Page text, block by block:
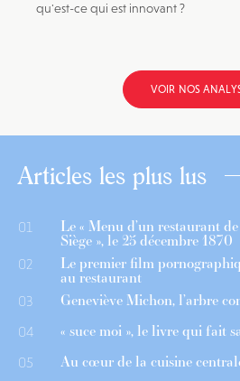
qu'est-ce qui est innovant ?
VOIR NOS
Articles les plus lus
01 Le « Menu d’un restaurant
Siège », le 25 décembre 1870
02 Le premier film
au restaurant
03 Geneviève Michon, l’arbre
04 « suce moi », le livre qui fait
05 Au cœur de la cuisine